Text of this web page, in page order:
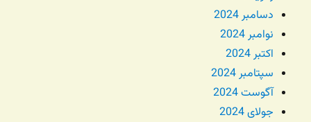
دسامبر 2024
نوامبر 2024
اکتبر 2024
سپتامبر 2024
آگوست 2024
جولای 2024